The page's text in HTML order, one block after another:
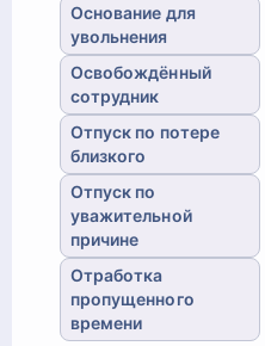
Основание для
увольнения
Освобождённый
сотрудник
Отпуск по потере
близкого
Отпуск по
уважительной
причине
Отработка
пропущенного
времени